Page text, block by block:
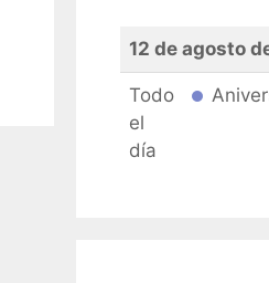
12 de agosto
Todo
el
día